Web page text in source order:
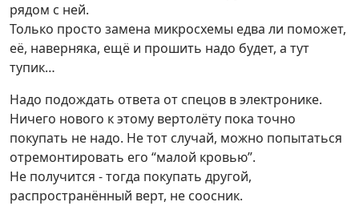
рядом с ней.
Только просто замена микросхемы едва ли поможет,
её, наверняка, ещё и прошить надо будет, а тут
тупик…
Надо подождать ответа от спецов в электронике.
Ничего нового к этому вертолёту пока точно
покупать не надо. Не тот случай, можно попытаться
отремонтировать его “малой кровью”.
Не получится - тогда покупать другой,
распространённый верт, не соосник.